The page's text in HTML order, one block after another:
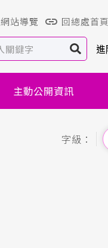
網站導覽 回總處首頁
主動公開資訊
字級：